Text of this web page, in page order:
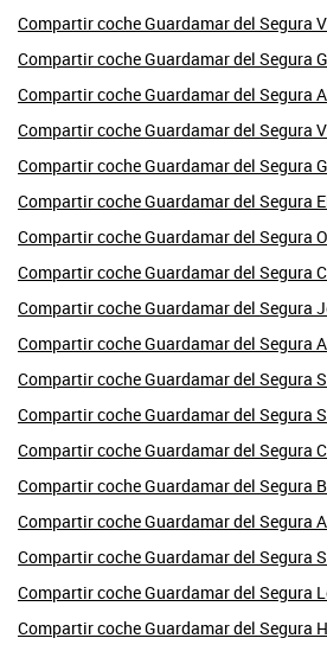
Compartir coche Guardamar del Segura
Compartir coche Guardamar del Segura
Compartir coche Guardamar del Segura
Compartir coche Guardamar del Segura
Compartir coche Guardamar del Segura
Compartir coche Guardamar del Segura
Compartir coche Guardamar del Segura
Compartir coche Guardamar del Segura
Compartir coche Guardamar del Segura
Compartir coche Guardamar del Segura
Compartir coche Guardamar del Segura
Compartir coche Guardamar del Segura
Compartir coche Guardamar del Segura
Compartir coche Guardamar del Segura
Compartir coche Guardamar del Segura
Compartir coche Guardamar del Segura
Compartir coche Guardamar del Segura
Compartir coche Guardamar del Segura